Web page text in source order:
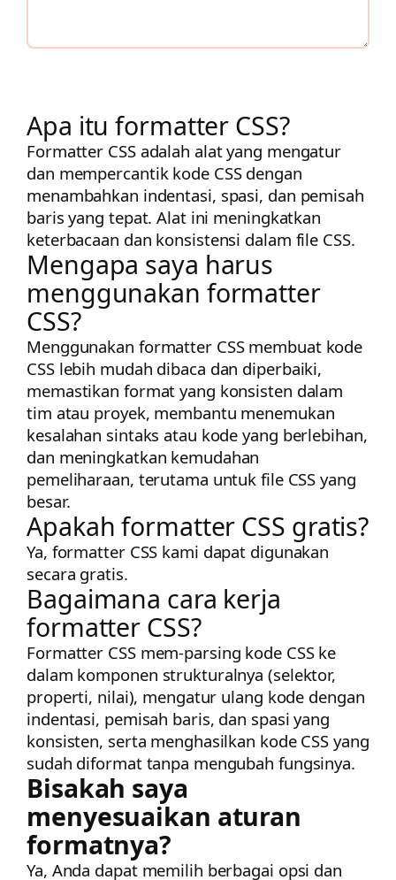
Apa itu formatter CSS?
Formatter CSS adalah alat yang mengatur
dan mempercantik kode CSS dengan
menambahkan indentasi, spasi, dan pemisah
baris yang tepat. Alat ini meningkatkan
keterbacaan dan konsistensi dalam file CSS.
Mengapa saya harus
menggunakan formatter
CSS?
Menggunakan formatter CSS membuat kode
CSS lebih mudah dibaca dan diperbaiki,
memastikan format yang konsisten dalam
tim atau proyek, membantu menemukan
kesalahan sintaks atau kode yang berlebihan,
dan meningkatkan kemudahan
pemeliharaan, terutama untuk file CSS yang
besar.
Apakah formatter CSS gratis?
Ya, formatter CSS kami dapat digunakan
secara gratis.
Bagaimana cara kerja
formatter CSS?
Formatter CSS mem-parsing kode CSS ke
dalam komponen strukturalnya (selektor,
properti, nilai), mengatur ulang kode dengan
indentasi, pemisah baris, dan spasi yang
konsisten, serta menghasilkan kode CSS yang
sudah diformat tanpa mengubah fungsinya.
Bisakah saya
menyesuaikan aturan
formatnya?
Ya, Anda dapat memilih berbagai opsi dan